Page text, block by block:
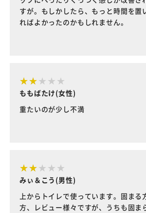
すが。もしかしたら、もっと時間を置
ればよかったのかもしれません。
ももばたけ(女性)
重たいのが少し不満
みぃ＆こう(男性)
上からトイレで使っています。固まる
方、レビュー様々ですが、うちも固ま